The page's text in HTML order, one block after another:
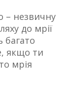
– незвичну
до мрії
багато
якщо ти
мрія